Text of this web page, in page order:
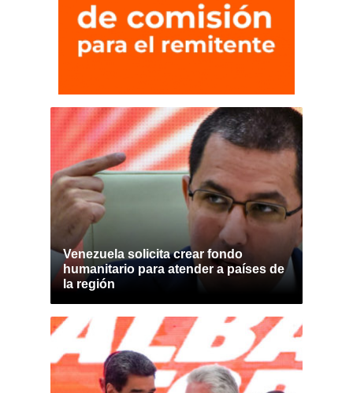
Venezuela solicita crear fondo
humanitario para atender a países de
la región